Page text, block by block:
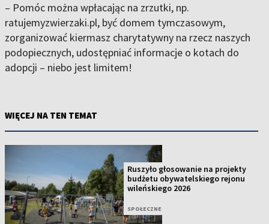
– Pomóc można wpłacając na zrzutki, np.
ratujemyzwierzaki.pl, być domem tymczasowym,
zorganizować kiermasz charytatywny na rzecz naszych
podopiecznych, udostępniać informacje o kotach do
adopcji – niebo jest limitem!
WIĘCEJ NA TEN TEMAT
Ruszyło głosowanie na projekty
budżetu obywatelskiego rejonu
wileńskiego 2026
SPOŁECZNE